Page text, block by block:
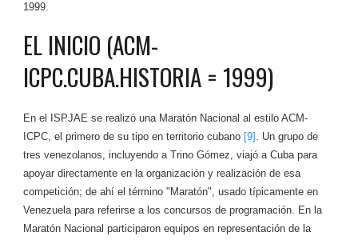
1999.
EL INICIO (ACM-
ICPC.CUBA.HISTORIA = 1999)
En el ISPJAE se realizó una Maratón Nacional al estilo ACM-
ICPC, el primero de su tipo en territorio cubano [9] . Un grupo de
tres venezolanos, incluyendo a Trino Gómez, viajó a Cuba para
apoyar directamente en la organización y realización de esa
competición; de ahí el término "Maratón", usado típicamente en
Venezuela para referirse a los concursos de programación. En la
Maratón Nacional participaron equipos en representación de la